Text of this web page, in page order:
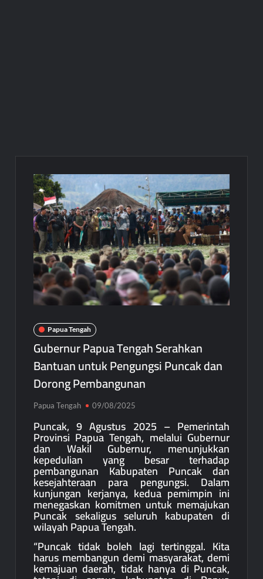
Papua Tengah
Gubernur Papua Tengah Serahkan
Bantuan untuk Pengungsi Puncak dan
Dorong Pembangunan
Papua Tengah 09/08/2025
Puncak, 9 Agustus 2025 – Pemerintah
Provinsi Papua Tengah, melalui Gubernur
dan Wakil Gubernur, menunjukkan
kepedulian yang besar terhadap
pembangunan Kabupaten Puncak dan
kesejahteraan para pengungsi. Dalam
kunjungan kerjanya, kedua pemimpin ini
menegaskan komitmen untuk memajukan
Puncak sekaligus seluruh kabupaten di
wilayah Papua Tengah.
“Puncak tidak boleh lagi tertinggal. Kita
harus membangun demi masyarakat, demi
kemajuan daerah, tidak hanya di Puncak,